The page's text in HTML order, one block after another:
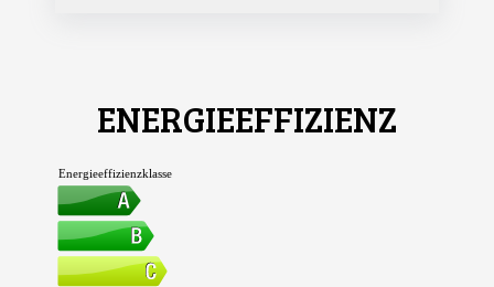
ENERGIEEFFIZIENZ
Energieeffizienzklasse